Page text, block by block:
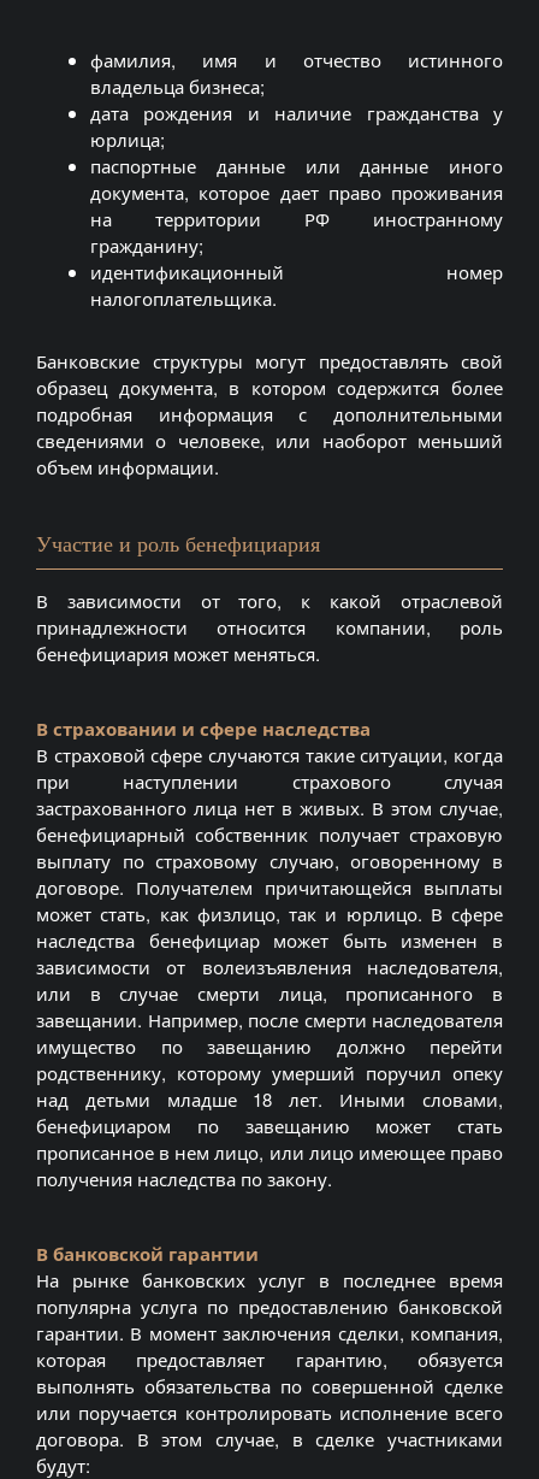
фамилия, имя и отчество истинного
владельца бизнеса;
дата рождения и наличие гражданства у
юрлица;
паспортные данные или данные иного
документа, которое дает право проживания
на территории РФ иностранному
гражданину;
идентификационный номер
налогоплательщика.
Банковские структуры могут предоставлять свой
образец документа, в котором содержится более
подробная информация с дополнительными
сведениями о человеке, или наоборот меньший
объем информации.
Участие и роль бенефициария
В зависимости от того, к какой отраслевой
принадлежности относится компании, роль
бенефициария может меняться.
В страховании и сфере наследства
В страховой сфере случаются такие ситуации, когда
при наступлении страхового случая
застрахованного лица нет в живых. В этом случае,
бенефициарный собственник получает страховую
выплату по страховому случаю, оговоренному в
договоре. Получателем причитающейся выплаты
может стать, как физлицо, так и юрлицо. В сфере
наследства бенефициар может быть изменен в
зависимости от волеизъявления наследователя,
или в случае смерти лица, прописанного в
завещании. Например, после смерти наследователя
имущество по завещанию должно перейти
родственнику, которому умерший поручил опеку
над детьми младше 18 лет. Иными словами,
бенефициаром по завещанию может стать
прописанное в нем лицо, или лицо имеющее право
получения наследства по закону.
В банковской гарантии
На рынке банковских услуг в последнее время
популярна услуга по предоставлению банковской
гарантии. В момент заключения сделки, компания,
которая предоставляет гарантию, обязуется
выполнять обязательства по совершенной сделке
или поручается контролировать исполнение всего
договора. В этом случае, в сделке участниками
будут: